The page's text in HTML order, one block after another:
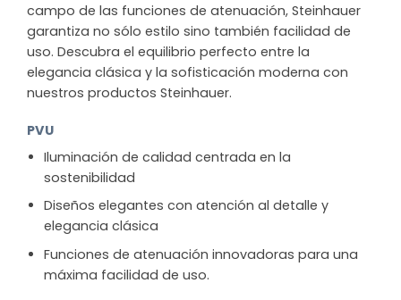
campo de las funciones de atenuación, Steinhauer
garantiza no sólo estilo sino también facilidad de
uso. Descubra el equilibrio perfecto entre la
elegancia clásica y la sofisticación moderna con
nuestros productos Steinhauer.
PVU
Iluminación de calidad centrada en la
sostenibilidad
Diseños elegantes con atención al detalle y
elegancia clásica
Funciones de atenuación innovadoras para una
máxima facilidad de uso.